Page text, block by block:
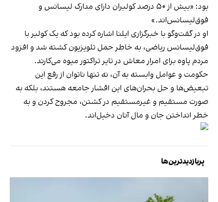
بود: «بیش از ۵۰ درصد کولبران دارای مدارک لیسانس و
فوق‌لیسانس‌اند.»
او در گفت‌وگو با خبرگزاری ایلنا اشاره کرده بود که یک کولبر با
فوق‌لیسانس ریاضی، به خاطر حمل تلویزیون کشته شد و افزود
مردم پاوه برای امرار معاش در تایر تراکتور میوه می‌کارند.
حکومت و عوامل وابسته به آن، نه تنها ناتوان از رفع این
تبعیض‌ها و حل بحران‌های این اقشار جامعه هستند، بلکه به
صورت مستقیم و غیر‌مستقیم در کشتن، مجروح کردن و به
خطر انداختن جان و مال آنان دخیل‌اند.
پربازدیدترین‌ها